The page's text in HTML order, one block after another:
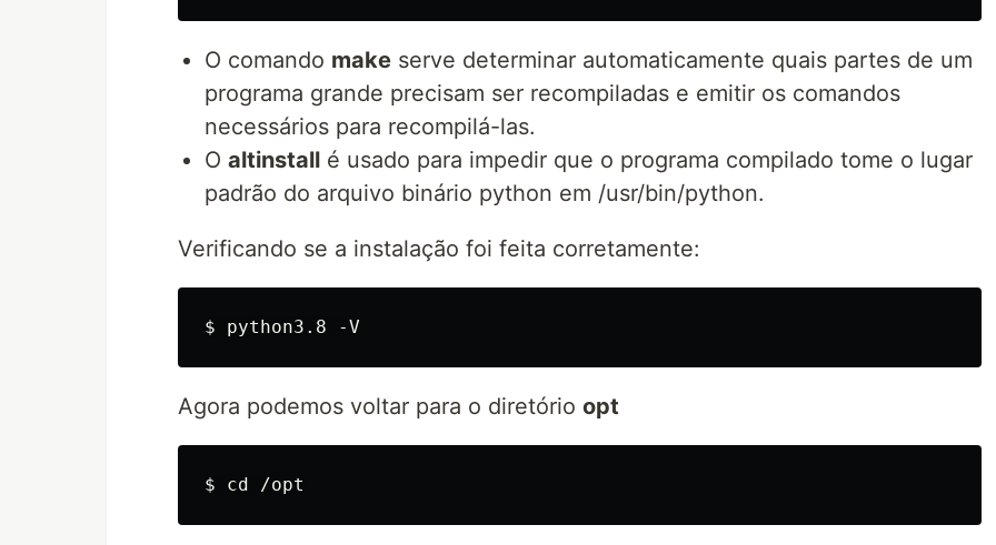
O comando make serve determinar automaticamente quais partes de um
programa grande precisam ser recompiladas e emitir os comandos
necessários para recompilá-las.
O altinstall é usado para impedir que o programa compilado tome o lugar
padrão do arquivo binário python em /usr/bin/python.
Verificando se a instalação foi feita corretamente:
Agora podemos voltar para o diretório opt